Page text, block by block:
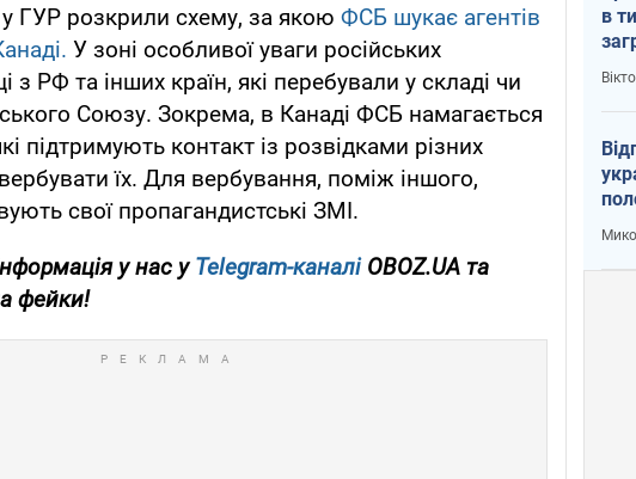
ГУР розкрили схему, за якою ФСБ шукає агентів
У зоні особливої уваги російських
з РФ та інших країн, які перебували у складі чи
Союзу. Зокрема, в Канаді ФСБ намагається
підтримують контакт із розвідками різних
їх. Для вербування, поміж іншого,
свої пропагандистські ЗМІ.
у нас уTelegram-каналіOBOZ.UA та
фейки!
в